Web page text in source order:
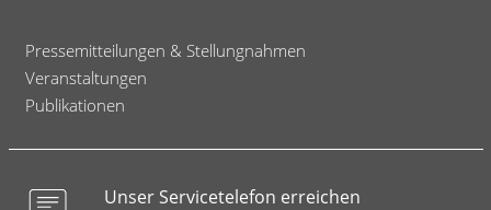
Pressemitteilungen & Stellungnahmen
Veranstaltungen
Publikationen
Unser Servicetelefon erreichen